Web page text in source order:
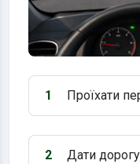
Варіант 1:
1 Проїхати
2 Дати